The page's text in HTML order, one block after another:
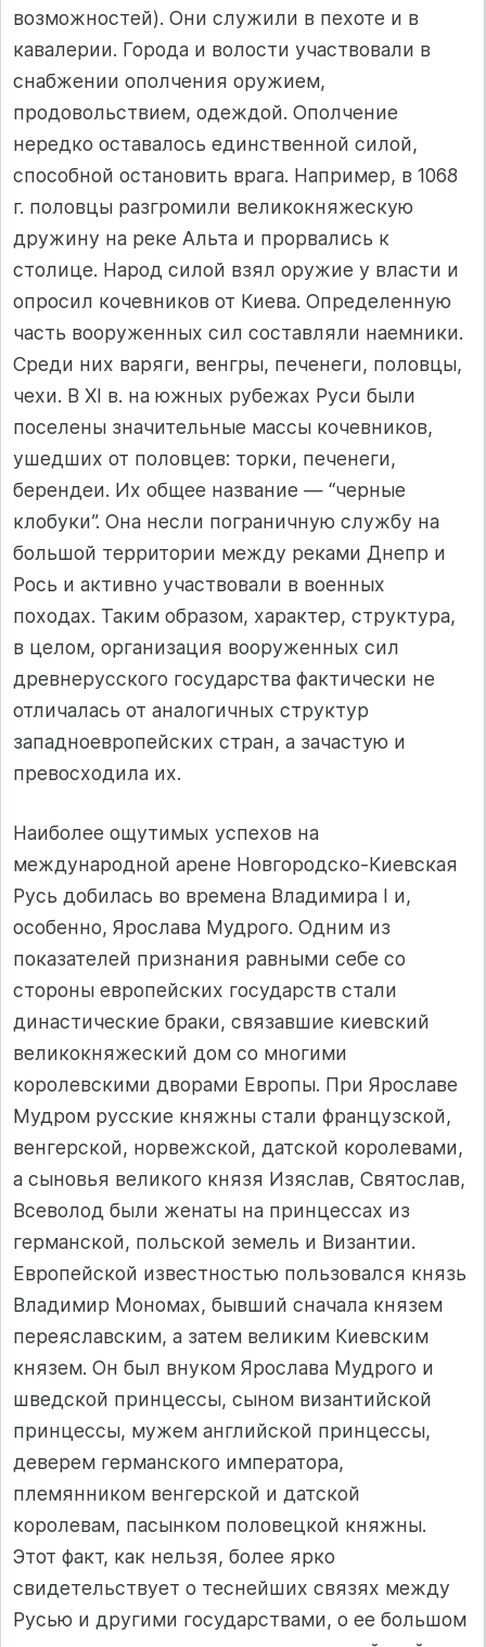
возможностей). Они служили в пехоте и в
кавалерии. Города и волости участвовали в
снабжении ополчения оружием,
продовольствием, одеждой. Ополчение
нередко оставалось единственной силой,
способной остановить врага. Например, в 1068
г. половцы разгромили великокняжескую
дружину на реке Альта и прорвались к
столице. Народ силой взял оружие у власти и
опросил кочевников от Киева. Определенную
часть вооруженных сил составляли наемники.
Среди них варяги, венгры, печенеги, половцы,
чехи. В XI в. на южных рубежах Руси были
поселены значительные массы кочевников,
ушедших от половцев: торки, печенеги,
берендеи. Их общее название — “черные
клобуки”. Она несли пограничную службу на
большой территории между реками Днепр и
Рось и активно участвовали в военных
походах. Таким образом, характер, структура,
в целом, организация вооруженных сил
древнерусского государства фактически не
отличалась от аналогичных структур
западноевропейских стран, а зачастую и
превосходила их.
Наиболее ощутимых успехов на
международной арене Новгородско-Киевская
Русь добилась во времена Владимира I и,
особенно, Ярослава Мудрого. Одним из
показателей признания равными себе со
стороны европейских государств стали
династические браки, связавшие киевский
великокняжеский дом со многими
королевскими дворами Европы. При Ярославе
Мудром русские княжны стали французской,
венгерской, норвежской, датской королевами,
а сыновья великого князя Изяслав, Святослав,
Всеволод были женаты на принцессах из
германской, польской земель и Византии.
Европейской известностью пользовался князь
Владимир Мономах, бывший сначала князем
переяславским, а затем великим Киевским
князем. Он был внуком Ярослава Мудрого и
шведской принцессы, сыном византийской
принцессы, мужем английской принцессы,
деверем германского императора,
племянником венгерской и датской
королевам, пасынком половецкой княжны.
Этот факт, как нельзя, более ярко
свидетельствует о теснейших связях между
Русью и другими государствами, о ее большом